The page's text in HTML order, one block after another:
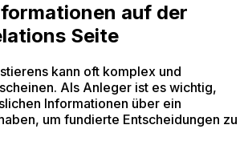
auf der
Seite
kann oft komplex und
Als Anleger ist es wichtig,
Informationen über ein
um fundierte Entscheidungen zu